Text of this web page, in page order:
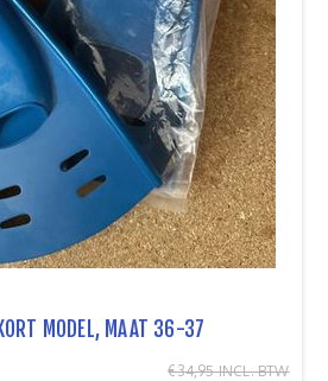
MODEL, MAAT 36-37
€34,95 INCL. BTW